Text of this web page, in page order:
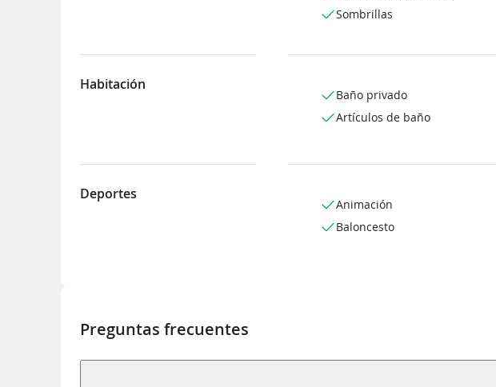
Sombrillas
Habitación
Baño privado
Artículos de baño
Deportes
Animación
Baloncesto
Preguntas frecuentes